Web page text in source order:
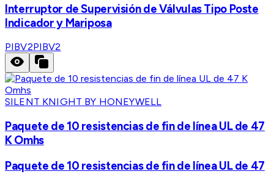
Interruptor de Supervisión de Válvulas Tipo Poste
Indicador y Mariposa
PIBV2PIBV2
SILENT KNIGHT BY HONEYWELL
Paquete de 10 resistencias de fin de línea UL de 47
K Omhs
Paquete de 10 resistencias de fin de línea UL de 47